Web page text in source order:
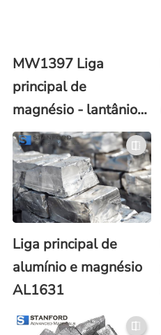
MW1397 Liga
principal de
magnésio - lantânio
(Mg-La)
Liga principal de
alumínio e magnésio
AL1631